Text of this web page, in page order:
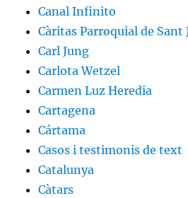
Canal Infinito
Càritas Parroquial de Sant
Carl Jung
Carlota Wetzel
Carmen Luz Heredia
Cartagena
Cártama
Casos i testimonis de text
Catalunya
Càtars